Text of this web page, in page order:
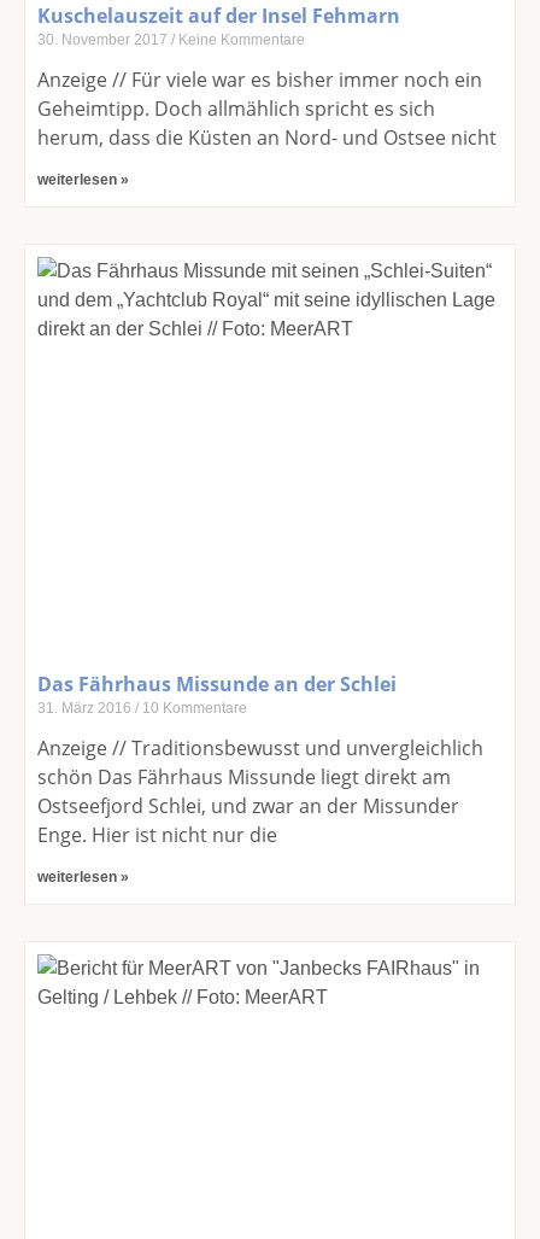
Kuschelauszeit auf der Insel Fehmarn
30. November 2017 Keine Kommentare
Anzeige // Für viele war es bisher immer noch ein
Geheimtipp. Doch allmählich spricht es sich
herum, dass die Küsten an Nord- und Ostsee nicht
weiterlesen »
Das Fährhaus Missunde an der Schlei
31. März 2016 10 Kommentare
Anzeige // Traditionsbewusst und unvergleichlich
schön Das Fährhaus Missunde liegt direkt am
Ostseefjord Schlei, und zwar an der Missunder
Enge. Hier ist nicht nur die
weiterlesen »